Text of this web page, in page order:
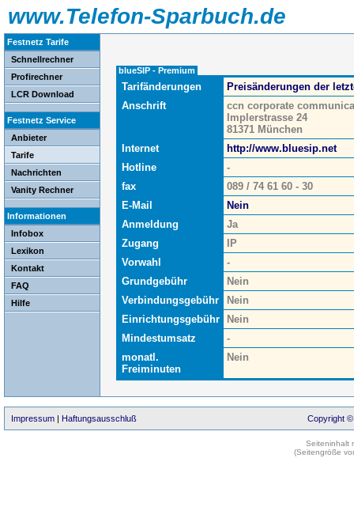
www.Telefon-Sparbuch.de
Festnetz Tarife
Schnellrechner
Profirechner
LCR Download
Festnetz Service
Anbieter
Tarife
Nachrichten
Vanity Rechner
Informationen
Infobox
Lexikon
Kontakt
FAQ
Hilfe
blueSIP - Premium
Tarifänderungen
Preisänderungen der
Anschrift
ccn corporate
Implerstrasse 24
81371 München
Internet
http://www.bluesip.net
Hotline
-
fax
089 / 74 61 60 - 30
E-Mail
Nein
Anmeldung
Ja
Zugang
IP
Vorwahl
-
Grundgebühr
Nein
Verbindungsgebühr
Nein
Einrichtungsgebühr
Nein
Mindestumsatz
-
monatl.
Freiminuten
Nein
Impressum | Haftungsausschluß Copyright ©
Seiteninhalt
(Seitengröße